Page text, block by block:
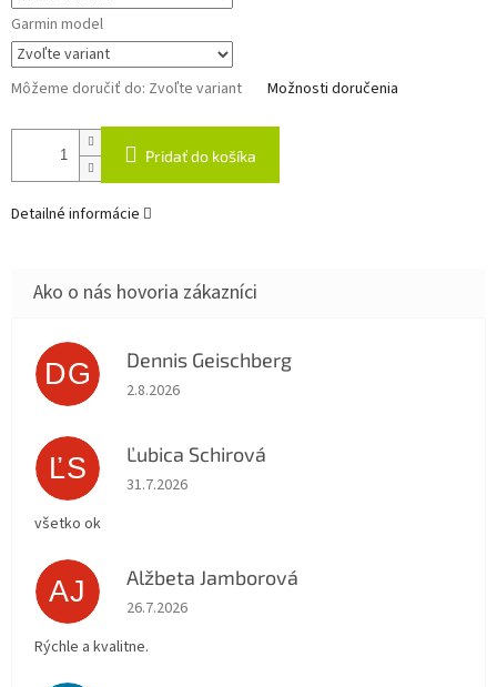
Garmin model
Môžeme doručiť do: Zvoľte variant Možnosti doručenia
Pridať do košíka
Detailné informácie
DG Dennis Geischberg
Hodnotenie obchodu je 5 z 5 hviezdičiek.
2.8.2026
ĽS Ľubica Schirová
Hodnotenie obchodu je 5 z 5 hviezdičiek.
31.7.2026
všetko ok
AJ Alžbeta Jamborová
Hodnotenie obchodu je 5 z 5 hviezdičiek.
26.7.2026
Rýchle a kvalitne.